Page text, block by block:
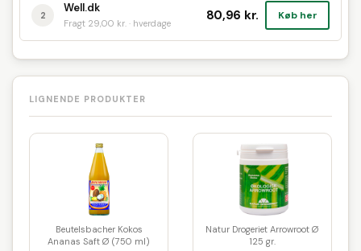
2
Well.dk
Fragt 29,00 kr. · hverdage 80,96 kr. Køb her
LIGNENDE PRODUKTER
Beutelsbacher Kokos
Ananas Saft Ø (750 ml)
Natur Drogeriet Arrowroot Ø
125 gr.